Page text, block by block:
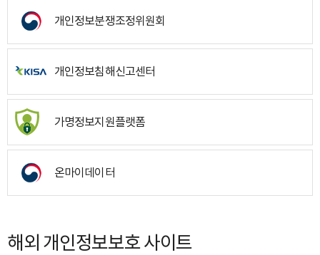
개인정보분쟁조정위원회
개인정보침해신고센터
가명정보지원플랫폼
온마이데이터
해외 개인정보보호 사이트